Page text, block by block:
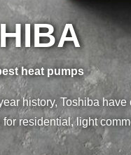
heat pumps
history, Toshiba
residential, light